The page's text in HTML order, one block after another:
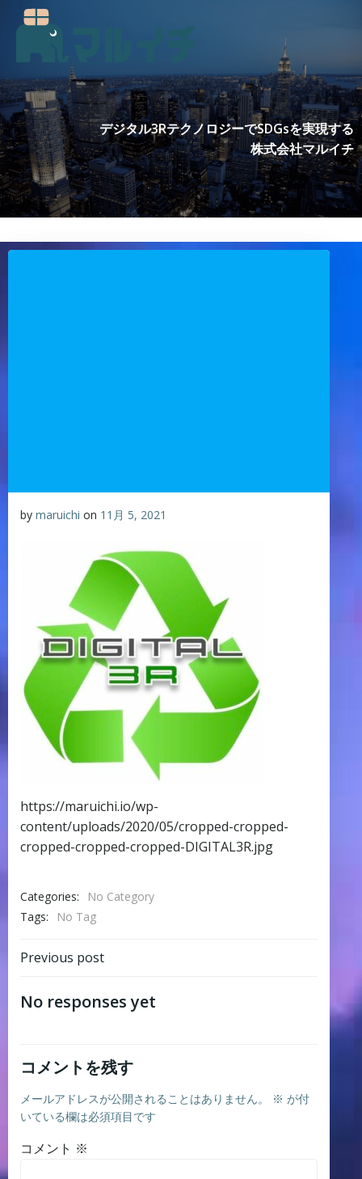
ツ
へ
ス
キ
ッ
プ
デジタル3RテクノロジーでSDGsを実現する
株式会社マルイチ
by maruichi on 11月 5, 2021
https://maruichi.io/wp-
content/uploads/2020/05/cropped-cropped-
cropped-cropped-cropped-DIGITAL3R.jpg
Categories:
No Category
Tags:
No Tag
Post
navigation
Previous post
No responses yet
コメントを残す
メールアドレスが公開されることはありません。 ※ が付
いている欄は必須項目です
コメント ※